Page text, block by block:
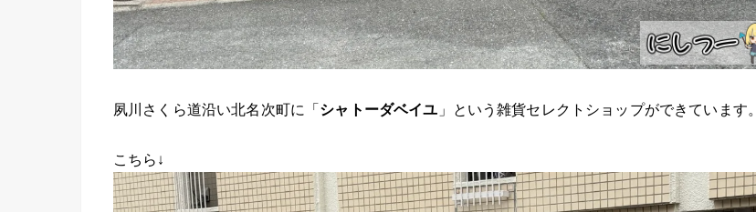
夙川さくら道沿い北名次町に「 シャトーダベイユ 」という雑貨セレクトショップができています。
こちら↓